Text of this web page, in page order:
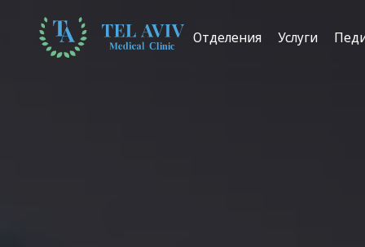
Отделения Услуги